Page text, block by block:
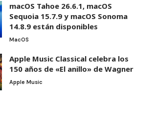
macOS Tahoe 26.6.1, macOS
Sequoia 15.7.9 y macOS Sonoma
14.8.9 están disponibles
MacOS
Apple Music Classical celebra los
150 años de «El anillo» de Wagner
Apple Music